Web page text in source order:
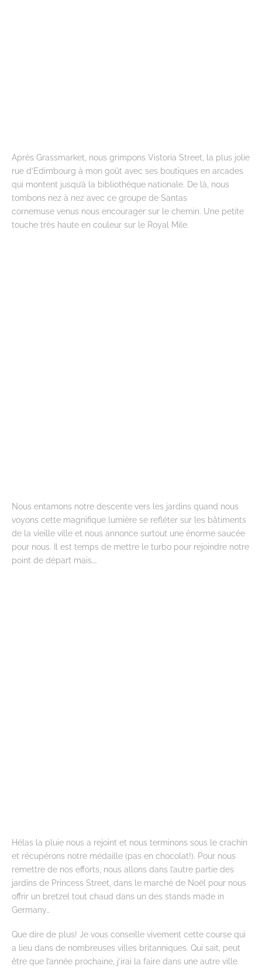
Après Grassmarket, nous grimpons Vistoria Street, la plus jolie
rue d’Edimbourg à mon goût avec ses boutiques en arcades
qui montent jusqu’à la bibliothèque nationale. De là, nous
tombons nez à nez avec ce groupe de Santas
cornemuse venus nous encourager sur le chemin. Une petite
touche très haute en couleur sur le Royal Mile.
Nous entamons notre descente vers les jardins quand nous
voyons cette magnifique lumière se refléter sur les bâtiments
de la vieille ville et nous annonce surtout une énorme saucée
pour nous. Il est temps de mettre le turbo pour rejoindre notre
point de départ mais….
Hélas la pluie nous a rejoint et nous terminons sous le crachin
et récupérons notre médaille (pas en chocolat!). Pour nous
remettre de nos efforts, nous allons dans l’autre partie des
jardins de Princess Street, dans le marché de Noël pour nous
offrir un bretzel tout chaud dans un des stands made in
Germany…
Que dire de plus! Je vous conseille vivement cette course qui
a lieu dans de nombreuses villes britanniques. Qui sait, peut
être que l’année prochaine, j’irai la faire dans une autre ville.